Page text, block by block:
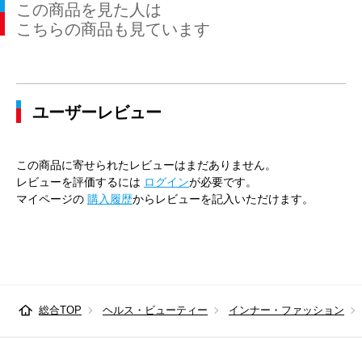
この商品を見た人は
こちらの商品も見ています
ユーザーレビュー
この商品に寄せられたレビューはまだありません。
レビューを評価するには ログインが必要です。
マイページの 購入履歴からレビューを記入いただけます。
総合TOP ヘルス・ビューティー インナー・ファッション